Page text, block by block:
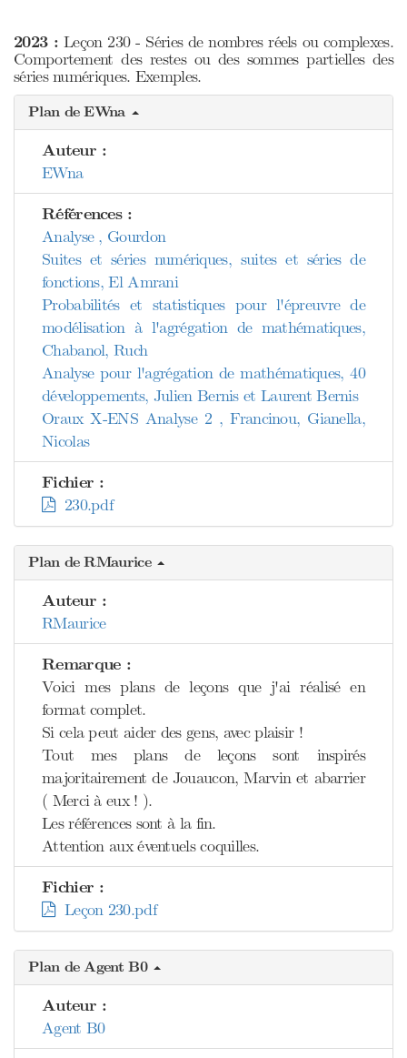
2023 : Leçon 230 - Séries de nombres réels ou complexes.
Comportement des restes ou des sommes partielles des
séries numériques. Exemples.
Plan de EWna
Auteur :
EWna
Références :
Analyse , Gourdon
Suites et séries numériques, suites et séries de
fonctions, El Amrani
Probabilités et statistiques pour l'épreuvre de
modélisation à l'agrégation de mathématiques,
Chabanol, Ruch
Analyse pour l'agrégation de mathématiques, 40
développements, Julien Bernis et Laurent Bernis
Oraux X-ENS Analyse 2 , Francinou, Gianella,
Nicolas
Fichier :
230.pdf
Plan de RMaurice
Auteur :
RMaurice
Remarque :
Voici mes plans de leçons que j'ai réalisé en
format complet.
Si cela peut aider des gens, avec plaisir !
Tout mes plans de leçons sont inspirés
majoritairement de Jouaucon, Marvin et abarrier
( Merci à eux ! ).
Les références sont à la fin.
Attention aux éventuels coquilles.
Fichier :
Leçon 230.pdf
Plan de Agent B0
Auteur :
Agent B0